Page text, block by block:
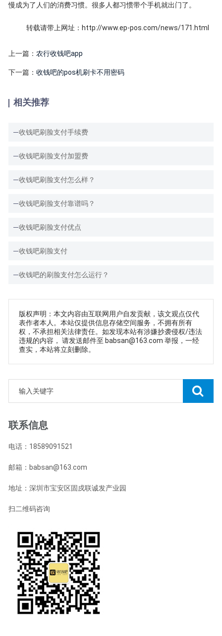
慢成为了人们的消费习惯。很多人都习惯带个手机就出门了。
转载请带上网址：http://www.ep-pos.com/news/171.html
上一篇： 农行收钱吧app
下一篇：收钱吧的pos机刷卡不用密码
相关推荐
收钱吧刷脸支付手续费
收钱吧刷脸支付加盟费
收钱吧刷脸支付怎么样？
收钱吧刷脸支付靠谱吗？
收钱吧刷脸支付优点
收钱吧刷脸支付
收钱吧的刷脸支付怎么运行？
版权声明：本文内容由互联网用户自发贡献，该文观点仅代
表作者本人。本站仅提供信息存储空间服务，不拥有所有
权，不承担相关法律责任。如发现本站有涉嫌抄袭侵权/违法
违规的内容， 请发送邮件至 babsan@163.com 举报，一经
查实，本站将立刻删除。
联系信息
电话：18589091521
邮箱：babsan@163.com
地址：深圳市宝安区固戍联诚发产业园
扫二维码咨询